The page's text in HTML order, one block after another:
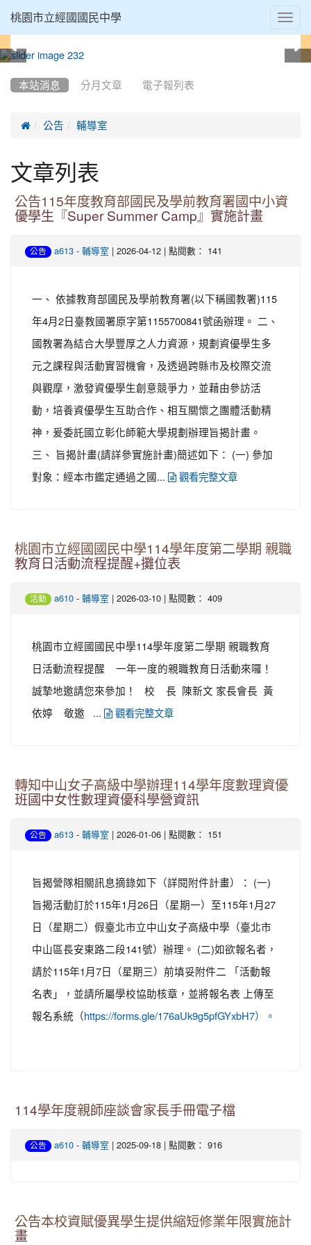
桃園市立經國國民中學
本站消息 分月文章 電子報列表
 公告 輔導室
文章列表
公告115年度教育部國民及學前教育署國中小資
優學生『Super Summer Camp』實施計畫
公告 a613 - 輔導室 | 2026-04-12 | 點閱數： 141
一、 依據教育部國民及學前教育署(以下稱國教署)115
年4月2日臺教國署原字第1155700841號函辦理。 二、
國教署為結合大學豐厚之人力資源，規劃資優學生多
元之課程與活動實習機會，及透過跨縣市及校際交流
與觀摩，激發資優學生創意競爭力，並藉由參訪活
動，培養資優學生互助合作、相互關懷之團體活動精
神，爰委託國立彰化師範大學規劃辦理旨揭計畫。
三、 旨揭計畫(請詳參實施計畫)簡述如下： (一) 參加
對象：經本市鑑定通過之國...
觀看完整文章
桃園市立經國國民中學114學年度第二學期 親職
教育日活動流程提醒+攤位表
活動 a610 - 輔導室 | 2026-03-10 | 點閱數： 409
桃園市立經國國民中學114學年度第二學期 親職教育
日活動流程提醒 一年一度的親職教育日活動來囉！
誠摯地邀請您來參加！ 校 長 陳新文 家長會長 黃
依婷 敬邀 ...
觀看完整文章
轉知中山女子高級中學辦理114學年度數理資優
班國中女性數理資優科學營資訊
公告 a613 - 輔導室 | 2026-01-06 | 點閱數： 151
旨揭營隊相關訊息摘錄如下（詳閱附件計畫）： (一)
旨揭活動訂於115年1月26日（星期一）至115年1月27
日（星期二）假臺北市立中山女子高級中學（臺北市
中山區長安東路二段141號）辦理。 (二)如欲報名者，
請於115年1月7日（星期三）前填妥附件二 「活動報
名表」，並請所屬學校協助核章，並將報名表 上傳至
報名系統（ https://forms.gle/176aUk9g5pfGYxbH7）。
114學年度親師座談會家長手冊電子檔
公告 a610 - 輔導室 | 2025-09-18 | 點閱數： 916
公告本校資賦優異學生提供縮短修業年限實施計
畫